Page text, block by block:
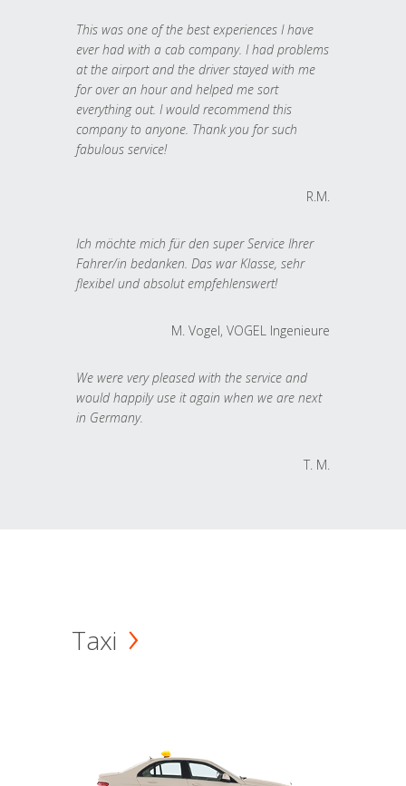
This was one of the best experiences I have
ever had with a cab company. I had problems
at the airport and the driver stayed with me
for over an hour and helped me sort
everything out. I would recommend this
company to anyone. Thank you for such
fabulous service!
R.M.
Ich möchte mich für den super Service Ihrer
Fahrer/in bedanken. Das war Klasse, sehr
flexibel und absolut empfehlenswert!
M. Vogel, VOGEL Ingenieure
We were very pleased with the service and
would happily use it again when we are next
in Germany.
T. M.
Taxi